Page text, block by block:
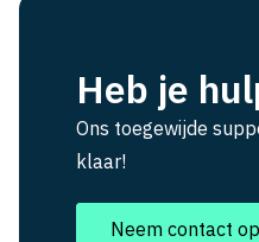
Heb je
Ons toegewijde
klaar!
Neem contact op